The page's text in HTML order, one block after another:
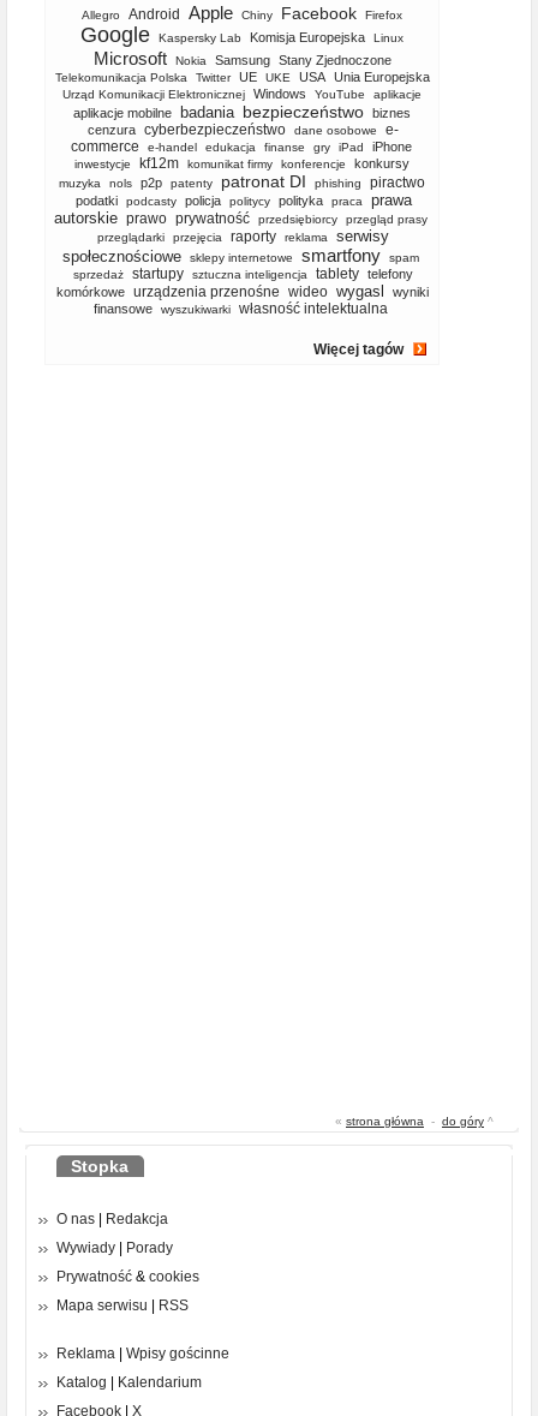
Allegro Android Apple Chiny Facebook Firefox
Google Kaspersky Lab Komisja Europejska Linux
Microsoft Nokia Samsung Stany Zjednoczone
Telekomunikacja Polska Twitter UE UKE USA Unia Europejska
Urząd Komunikacji Elektronicznej Windows YouTube aplikacje
aplikacje mobilne badania bezpieczeństwo biznes
cenzura cyberbezpieczeństwo dane osobowe
e-
commerce
e-handel edukacja finanse gry iPad iPhone
inwestycje kf12m komunikat firmy konferencje konkursy
muzyka nols p2p patenty patronat DI phishing piractwo
podatki podcasty policja politycy polityka praca
prawa
autorskie prawo prywatność przedsiębiorcy
przegląd prasy
przeglądarki
przejęcia raporty reklama
serwisy
społecznościowe
sklepy internetowe smartfony
spam
sprzedaż
startupy sztuczna inteligencja tablety telefony
komórkowe
urządzenia przenośne wideo wygasl
wyniki
finansowe
wyszukiwarki własność intelektualna
Więcej tagów
« strona główna - do góry ^
Stopka
O nas | Redakcja
Wywiady | Porady
Prywatność & cookies
Mapa serwisu | RSS
Reklama | Wpisy gościnne
Katalog | Kalendarium
Facebook | X